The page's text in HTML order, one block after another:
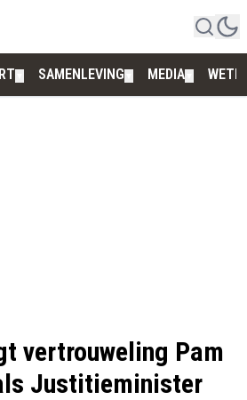
SAMENLEVING MEDIA
vertrouweling Pam
Justitieminister